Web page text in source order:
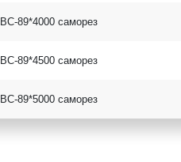
89*4000 саморез
89*4500 саморез
89*5000 саморез